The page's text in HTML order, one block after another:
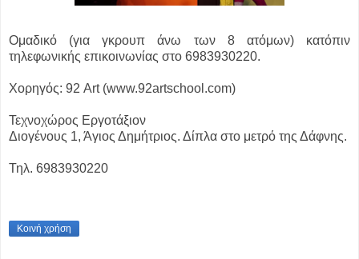
Ομαδικό (για γκρουπ άνω των 8 ατόμων) κατόπιν
τηλεφωνικής επικοινωνίας στο 6983930220.
Χορηγός: 92 Art (www.92artschool.com)
Τεχνοχώρος Εργοτάξιον
Διογένους 1, Άγιος Δημήτριος. Δίπλα στο μετρό της Δάφνης.
Τηλ. 6983930220
Κοινή χρήση